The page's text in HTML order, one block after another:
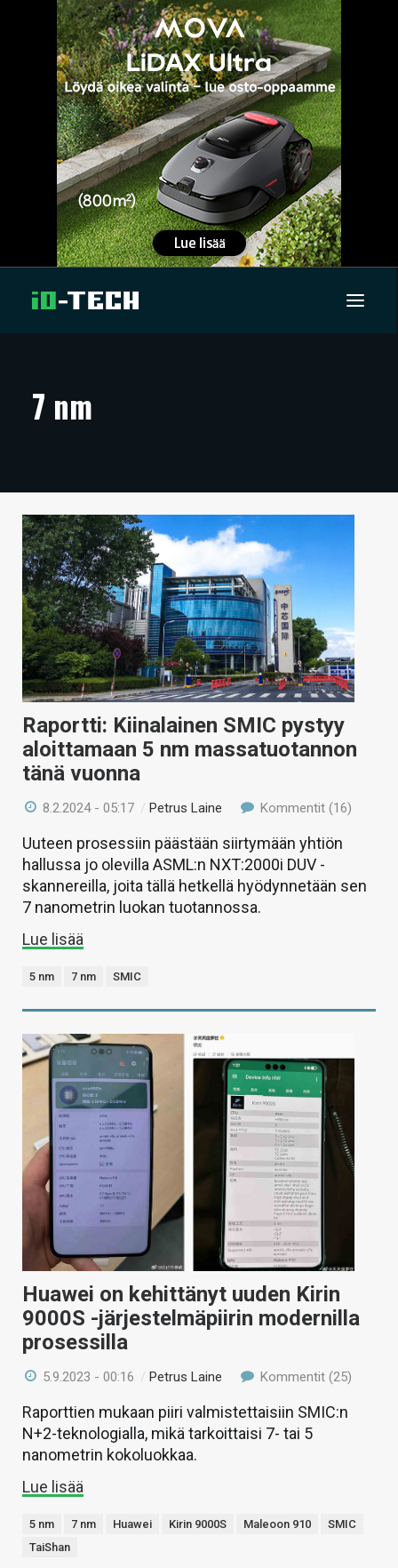
ARTIKKELIT
TECHBBS
TIETOA
HINTA.FI
KAUPPA
VAIHDA TEEMA
HAKU
7 nm
Raportti: Kiinalainen SMIC pystyy
aloittamaan 5 nm massatuotannon
tänä vuonna
8.2.2024 - 05:17 /Petrus Laine Kommentit (16)
Uuteen prosessiin päästään siirtymään yhtiön
hallussa jo olevilla ASML:n NXT:2000i DUV -
skannereilla, joita tällä hetkellä hyödynnetään sen
7 nanometrin luokan tuotannossa.
Lue lisää
5 nm 7 nm SMIC
Huawei on kehittänyt uuden Kirin
9000S -järjestelmäpiirin modernilla
prosessilla
5.9.2023 - 00:16 / Petrus Laine Kommentit (25)
Raporttien mukaan piiri valmistettaisiin SMIC:n
N+2-teknologialla, mikä tarkoittaisi 7- tai 5
nanometrin kokoluokkaa.
Lue lisää
5 nm 7 nm Huawei Kirin 9000S Maleoon 910
SMIC
TaiShan